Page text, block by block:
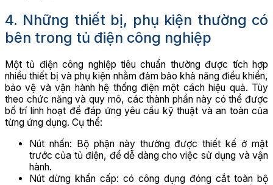
4. Những thiết bị, phụ kiện thường có
bên trong tủ điện công nghiệp
Một tủ điện công nghiệp tiêu chuẩn thường được tích hợp
nhiều thiết bị và phụ kiện nhằm đảm bảo khả năng điều khiển,
bảo vệ và vận hành hệ thống điện một cách hiệu quả. Tùy
theo chức năng và quy mô, các thành phần này có thể được
bố trí linh hoạt để đáp ứng yêu cầu kỹ thuật và an toàn của
từng ứng dụng. Cụ thể:
Nút nhấn: Bộ phận này thường được thiết kế ở mặt
trước của tủ điện, để dễ dàng cho việc sử dụng và vận
hành.
Nút dừng khẩn cấp: có công dụng đóng cắt toàn bộ